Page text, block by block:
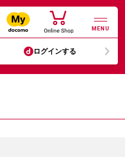
MENU
ログインする